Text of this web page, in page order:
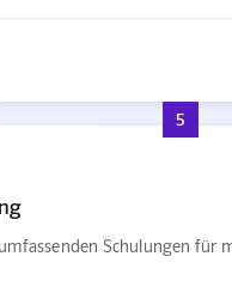
5
Schulungen für